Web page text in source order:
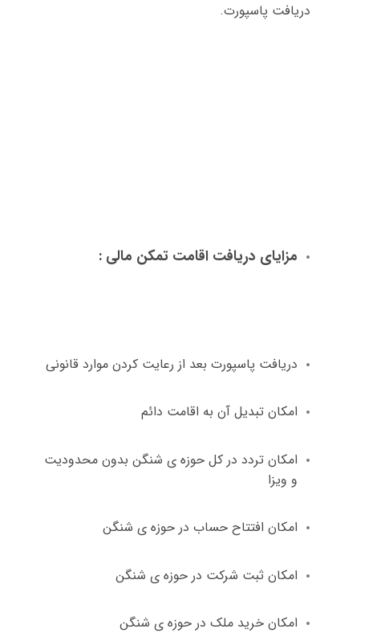
دریافت پاسپورت.
مزایای دریافت اقامت تمکن مالی :
دریافت پاسپورت بعد از رعایت کردن موارد قانونی
امکان تبدیل آن به اقامت دائم
امکان تردد در کل حوزه ی شنگن بدون محدودیت
و ویزا
امکان افتتاح حساب در حوزه ی شنگن
امکان ثبت شرکت در حوزه ی شنگن
امکان خرید ملک در حوزه ی شنگن